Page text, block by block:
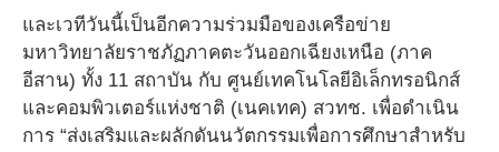
และเวทีวันนี้เป็นอีกความร่วมมือของเครือข่าย
มหาวิทยาลัยราชภัฏภาคตะวันออกเฉียงเหนือ (ภาค
อีสาน) ทั้ง 11 สถาบัน กับ ศูนย์เทคโนโลยีอิเล็กทรอนิกส์
และคอมพิวเตอร์แห่งชาติ (เนคเทค) สวทช. เพื่อดำเนิน
การ “ส่งเสริมและผลักดันนวัตกรรมเพื่อการศึกษาสำหรับ